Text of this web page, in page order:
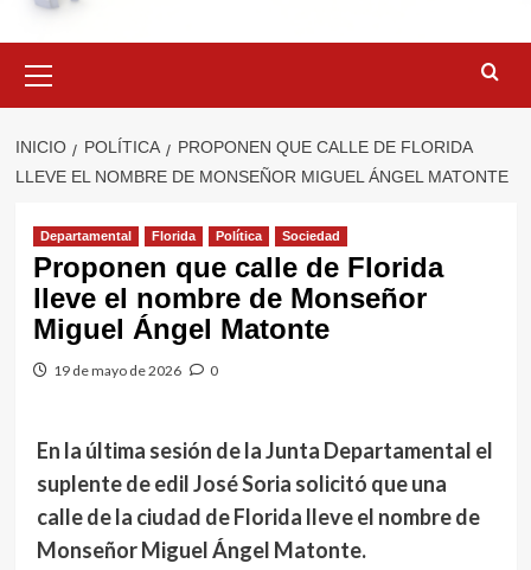
primario
INICIO POLÍTICA
PROPONEN QUE CALLE DE FLORIDA
LLEVE EL NOMBRE DE MONSEÑOR MIGUEL ÁNGEL MATONTE
Departamental Florida Política Sociedad
Proponen que calle de Florida
lleve el nombre de Monseñor
Miguel Ángel Matonte
19 de mayo de 2026 0
En la última sesión de la Junta Departamental el
suplente de edil José Soria solicitó que una
calle de la ciudad de Florida lleve el nombre de
Monseñor Miguel Ángel Matonte.